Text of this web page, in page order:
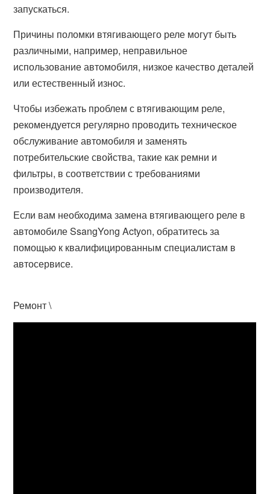
запускаться.
Причины поломки втягивающего реле могут быть
различными, например, неправильное
использование автомобиля, низкое качество деталей
или естественный износ.
Чтобы избежать проблем с втягивающим реле,
рекомендуется регулярно проводить техническое
обслуживание автомобиля и заменять
потребительские свойства, такие как ремни и
фильтры, в соответствии с требованиями
производителя.
Если вам необходима замена втягивающего реле в
автомобиле SsangYong Actyon, обратитесь за
помощью к квалифицированным специалистам в
автосервисе.
Ремонт \